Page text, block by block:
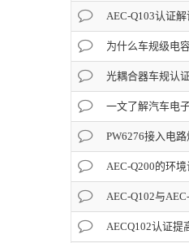
AEC-Q103认证
为什么车规级电
光耦合器车规认
一文了解汽车电
PW6276接入电路
AEC-Q200的环
AEC-Q102与
AECQ102认证提